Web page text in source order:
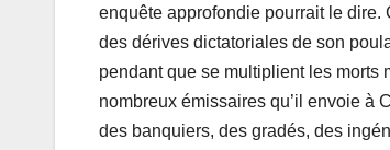
enquête approfondie pourrait le dire.
des dérives dictatoriales de son
pendant que se multiplient les morts
nombreux émissaires qu’il envoie à
des banquiers, des gradés, des